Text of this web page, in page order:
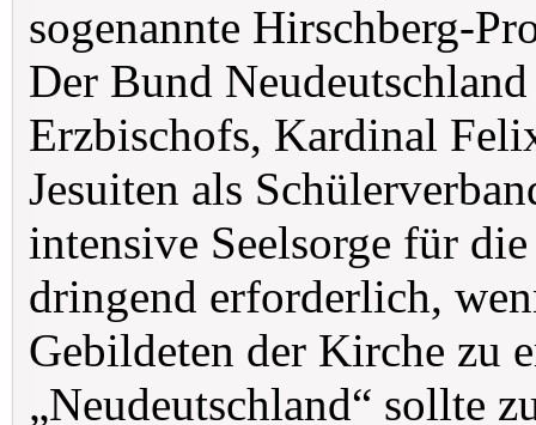
sogenannte Hirschberg-
Der Bund
Erzbischofs, Kardinal
Jesuiten als
intensive Seelsorge für
dringend erforderlich,
Gebildeten der Kirche zu
„Neudeutschland“ sollte